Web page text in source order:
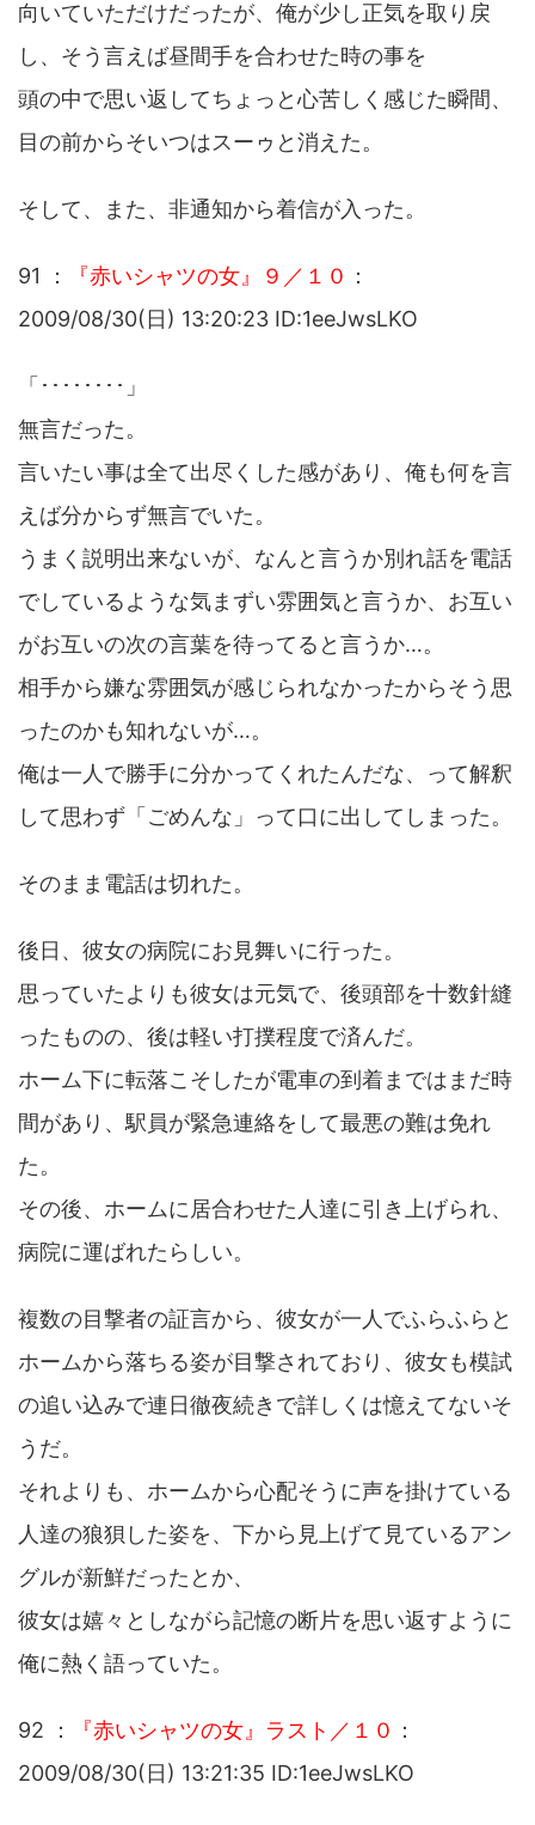
向いていただけだったが、俺が少し正気を取り戻
し、そう言えば昼間手を合わせた時の事を
頭の中で思い返してちょっと心苦しく感じた瞬間、
目の前からそいつはスーゥと消えた。
そして、また、非通知から着信が入った。
91 ： 『赤いシャツの女』９／１０ ：
2009/08/30(日) 13:20:23 ID:1eeJwsLKO
「････････」
無言だった。
言いたい事は全て出尽くした感があり、俺も何を言
えば分からず無言でいた。
うまく説明出来ないが、なんと言うか別れ話を電話
でしているような気まずい雰囲気と言うか、お互い
がお互いの次の言葉を待ってると言うか…。
相手から嫌な雰囲気が感じられなかったからそう思
ったのかも知れないが…。
俺は一人で勝手に分かってくれたんだな、って解釈
して思わず「ごめんな」って口に出してしまった。
そのまま電話は切れた。
後日、彼女の病院にお見舞いに行った。
思っていたよりも彼女は元気で、後頭部を十数針縫
ったものの、後は軽い打撲程度で済んだ。
ホーム下に転落こそしたが電車の到着まではまだ時
間があり、駅員が緊急連絡をして最悪の難は免れ
た。
その後、ホームに居合わせた人達に引き上げられ、
病院に運ばれたらしい。
複数の目撃者の証言から、彼女が一人でふらふらと
ホームから落ちる姿が目撃されており、彼女も模試
の追い込みで連日徹夜続きで詳しくは憶えてないそ
うだ。
それよりも、ホームから心配そうに声を掛けている
人達の狼狽した姿を、下から見上げて見ているアン
グルが新鮮だったとか、
彼女は嬉々としながら記憶の断片を思い返すように
俺に熱く語っていた。
92 ： 『赤いシャツの女』ラスト／１０ ：
2009/08/30(日) 13:21:35 ID:1eeJwsLKO